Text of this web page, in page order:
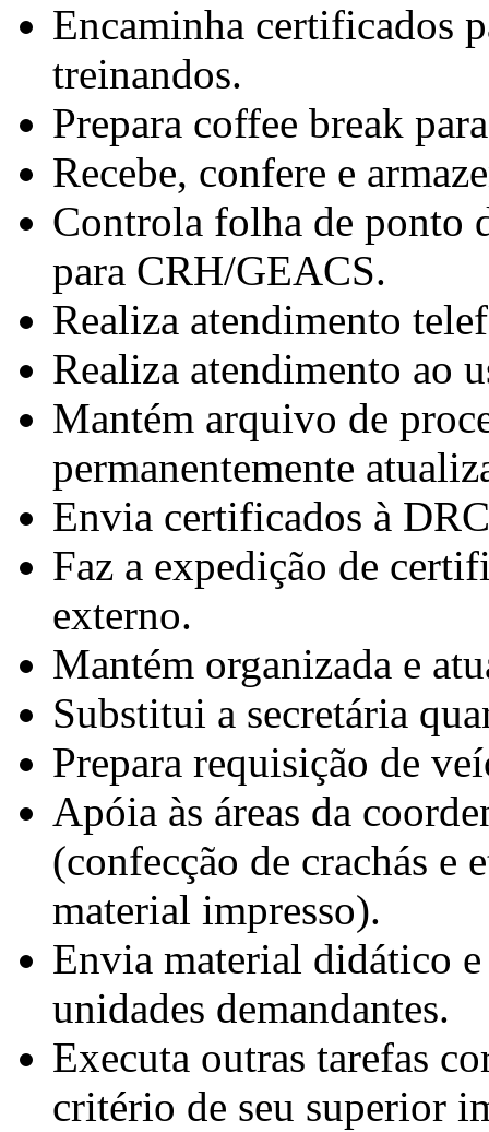
Encaminha certificados
treinandos.
Prepara coffee break
Recebe, confere e
Controla folha de ponto
para CRH/GEACS.
Realiza atendimento
Realiza atendimento ao
Mantém arquivo de
permanentemente
Envia certificados à
Faz a expedição de
externo.
Mantém organizada e
Substitui a secretária
Prepara requisição de
Apóia às áreas da
(confecção de crachás e
material impresso).
Envia material didático e
unidades demandantes.
Executa outras tarefas
critério de seu superior